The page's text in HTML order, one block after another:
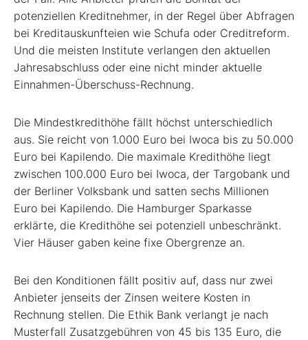
potenziellen Kreditnehmer, in der Regel über Abfragen
bei Kreditauskunfteien wie Schufa oder Creditreform.
Und die meisten Institute verlangen den aktuellen
Jahresabschluss oder eine nicht minder aktuelle
Einnahmen-Überschuss-Rechnung.
Die Mindestkredithöhe fällt höchst unterschiedlich
aus. Sie reicht von 1.000 Euro bei Iwoca bis zu 50.000
Euro bei Kapilendo. Die maximale Kredithöhe liegt
zwischen 100.000 Euro bei Iwoca, der Targobank und
der Berliner Volksbank und satten sechs Millionen
Euro bei Kapilendo. Die Hamburger Sparkasse
erklärte, die Kredithöhe sei potenziell unbeschränkt.
Vier Häuser gaben keine fixe Obergrenze an.
Bei den Konditionen fällt positiv auf, dass nur zwei
Anbieter jenseits der Zinsen weitere Kosten in
Rechnung stellen. Die Ethik Bank verlangt je nach
Musterfall Zusatzgebühren von 45 bis 135 Euro, die